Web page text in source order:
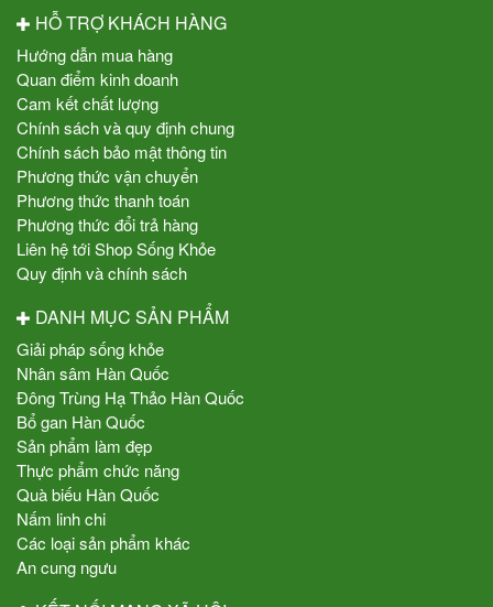
HỖ TRỢ KHÁCH HÀNG
Hướng dẫn mua hàng
Quan điểm kinh doanh
Cam kết chất lượng
Chính sách và quy định chung
Chính sách bảo mật thông tin
Phương thức vận chuyển
Phương thức thanh toán
Phương thức đổi trả hàng
Liên hệ tới Shop Sống Khỏe
Quy định và chính sách
DANH MỤC SẢN PHẨM
Giải pháp sống khỏe
Nhân sâm Hàn Quốc
Đông Trùng Hạ Thảo Hàn Quốc
Bổ gan Hàn Quốc
Sản phẩm làm đẹp
Thực phẩm chức năng
Quà biếu Hàn Quốc
Nấm linh chi
Các loại sản phẩm khác
An cung ngưu